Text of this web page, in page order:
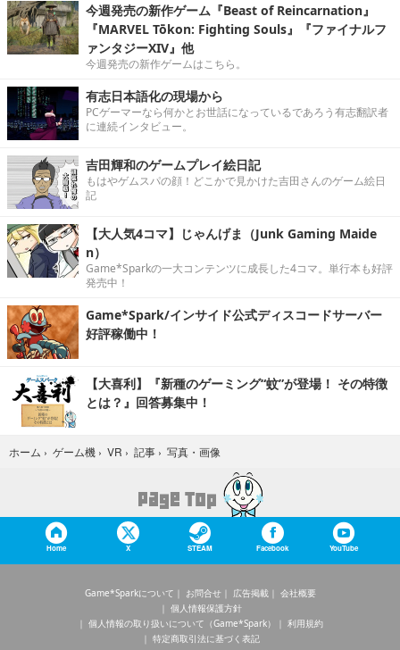
今週発売の新作ゲーム『Beast of Reincarnation』
『MARVEL Tōkon: Fighting Souls』『ファイナルフ
ァンタジーXIV』他
今週発売の新作ゲームはこちら。
有志日本語化の現場から
PCゲーマーなら何かとお世話になっているであろう有志翻訳者
に連続インタビュー。
吉田輝和のゲームプレイ絵日記
もはやゲムスパの顔！どこかで見かけた吉田さんのゲーム絵日
記
【大人気4コマ】じゃんげま（Junk Gaming Maide
n）
Game*Sparkの一大コンテンツに成長した4コマ。単行本も好評
発売中！
Game*Spark/インサイド公式ディスコードサーバー
好評稼働中！
【大喜利】『新種のゲーミング“蚊”が登場！ その特徴
とは？』回答募集中！
ホーム › ゲーム機 › VR › 記事 › 写真・画像
Home X STEAM Facebook YouTube
Game*Sparkについて お問合せ 広告掲載
会社概要
個人情報保護方針
個人情報の取り扱いについて（Game*Spark）
利用規約
特定商取引法に基づく表記